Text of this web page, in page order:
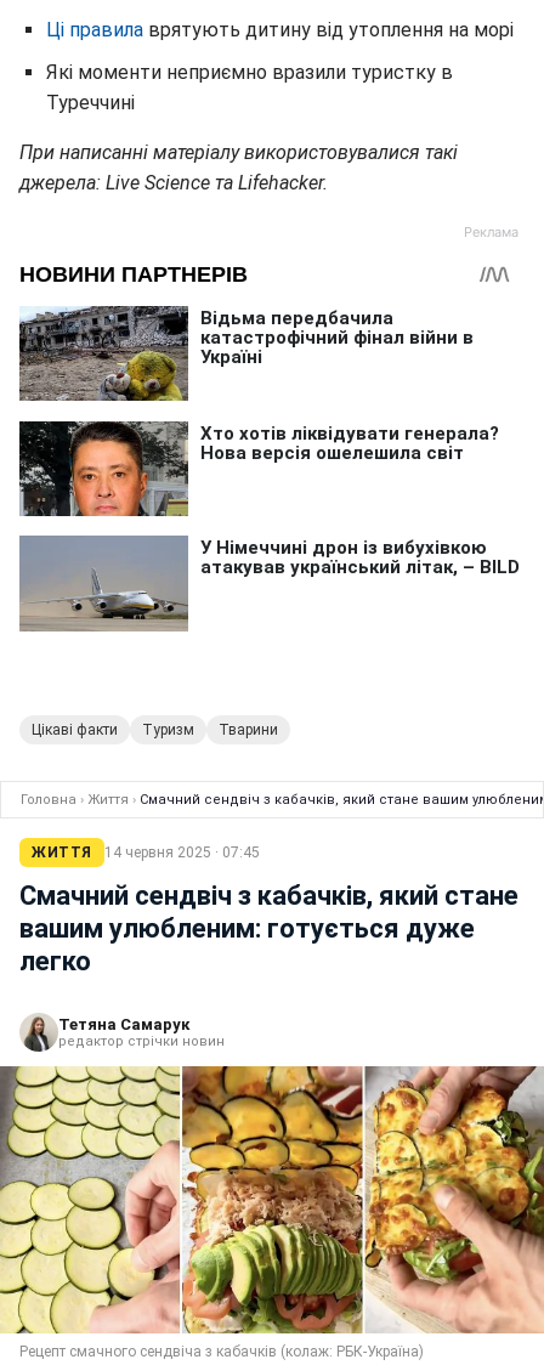
Ці правила врятують дитину від утоплення на морі
Які моменти неприємно вразили туристку в
Туреччині
При написанні матеріалу використовувалися такі
джерела: Live Science та Lifehacker.
Цікаві факти Туризм Тварини
Головна › Життя › Смачний сендвіч з кабачків, який стане вашим
ЖИТТЯ 14 червня 2025 · 07:45
Смачний сендвіч з кабачків, який стане
вашим улюбленим: готується дуже
легко
Тетяна Самарук
редактор стрічки новин
Рецепт смачного сендвіча з кабачків (колаж: РБК-Україна)